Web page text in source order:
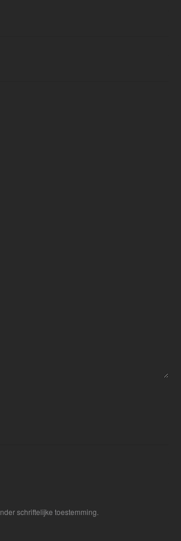
schriftelijke toestemming.